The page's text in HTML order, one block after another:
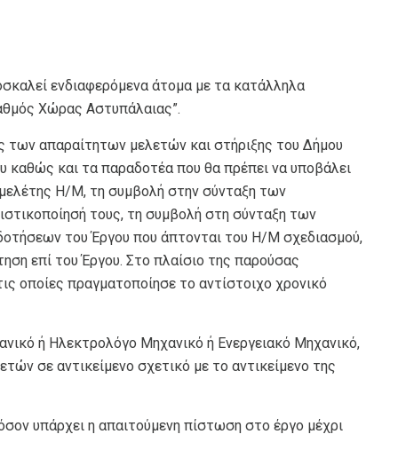
ενδιαφερόμενα άτομα με τα κατάλληλα
Χώρας Αστυπάλαιας”.
απαραίτητων μελετών και στήριξης του Δήμου
καθώς και τα παραδοτέα που θα πρέπει να υποβάλει
Η/Μ, τη συμβολή στην σύνταξη των
τους, τη συμβολή στη σύνταξη των
του Έργου που άπτονται του Η/Μ σχεδιασμού,
επί του Έργου. Στο πλαίσιο της παρούσας
οποίες πραγματοποίησε το αντίστοιχο χρονικό
ή Ηλεκτρολόγο Μηχανικό ή Ενεργειακό Μηχανικό,
σε αντικείμενο σχετικό με το αντικείμενο της
υπάρχει η απαιτούμενη πίστωση στο έργο μέχρι